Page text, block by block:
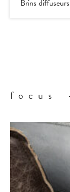
Brins
focus